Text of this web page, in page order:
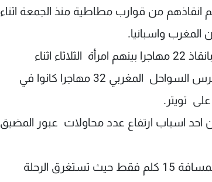
الذين تم انقاذهم من قوارب مطاطية منذ الجمعة اثناء
واسبانيا.
وقامت سفينة تابعة لحرس السواحل الاسباني بانقاذ 22 مهاجرا بينهم امرأة الثلاثاء اثناء
توجههم الى اسبانيا في ثلاثة قوارب، بينما انقذ حرس السواحل المغربي 32 مهاجرا كانوا في
تويتر.
احد اسباب ارتفاع عدد محاولات عبور المضيق
ويفصل مضيق جبل طارق بين اسبانيا والمغرب بمسافة 15 كلم فقط حيث تستغرق الرحلة